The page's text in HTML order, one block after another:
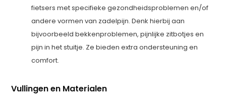
fietsers met specifieke gezondheidsproblemen en/of
andere vormen van zadelpijn. Denk hierbij aan
bijvoorbeeld bekkenproblemen, pijnlijke zitbotjes en
pijn in het stuitje. Ze bieden extra ondersteuning en
comfort.
Vullingen en Materialen